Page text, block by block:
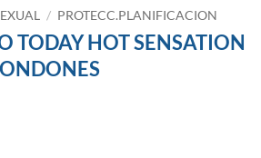
/ PROTECC.PLANIFICACION
TODAY HOT SENSATION